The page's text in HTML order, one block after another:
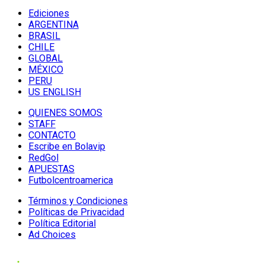
Ediciones
ARGENTINA
BRASIL
CHILE
GLOBAL
MÉXICO
PERU
US ENGLISH
QUIENES SOMOS
STAFF
CONTACTO
Escribe en Bolavip
RedGol
APUESTAS
Futbolcentroamerica
Términos y Condiciones
Políticas de Privacidad
Política Editorial
Ad Choices